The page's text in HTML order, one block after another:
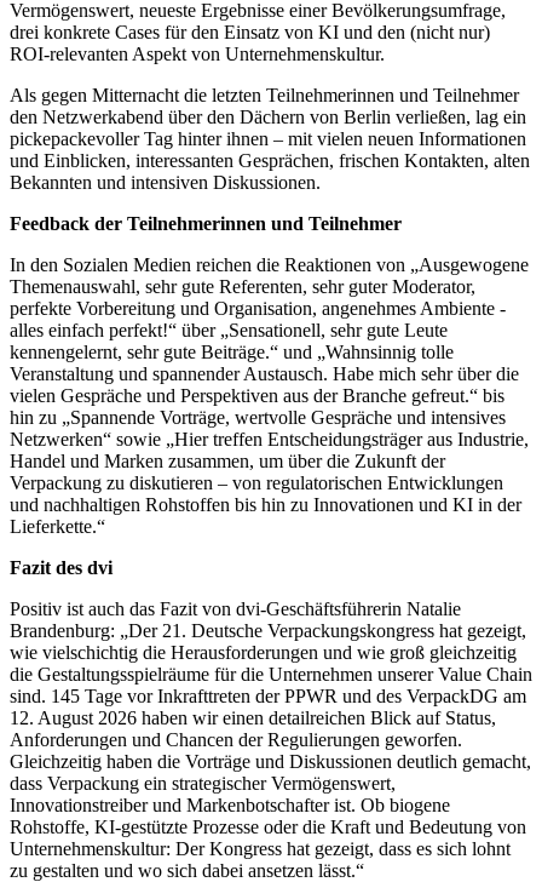
Vermögenswert, neueste Ergebnisse einer Bevölkerungsumfrage,
drei konkrete Cases für den Einsatz von KI und den (nicht nur)
ROI-relevanten Aspekt von Unternehmenskultur.
Als gegen Mitternacht die letzten Teilnehmerinnen und Teilnehmer
den Netzwerkabend über den Dächern von Berlin verließen, lag ein
pickepackevoller Tag hinter ihnen – mit vielen neuen Informationen
und Einblicken, interessanten Gesprächen, frischen Kontakten, alten
Bekannten und intensiven Diskussionen.
Feedback der Teilnehmerinnen und Teilnehmer
In den Sozialen Medien reichen die Reaktionen von „Ausgewogene
Themenauswahl, sehr gute Referenten, sehr guter Moderator,
perfekte Vorbereitung und Organisation, angenehmes Ambiente -
alles einfach perfekt!“ über „Sensationell, sehr gute Leute
kennengelernt, sehr gute Beiträge.“ und „Wahnsinnig tolle
Veranstaltung und spannender Austausch. Habe mich sehr über die
vielen Gespräche und Perspektiven aus der Branche gefreut.“ bis
hin zu „Spannende Vorträge, wertvolle Gespräche und intensives
Netzwerken“ sowie „Hier treffen Entscheidungsträger aus Industrie,
Handel und Marken zusammen, um über die Zukunft der
Verpackung zu diskutieren – von regulatorischen Entwicklungen
und nachhaltigen Rohstoffen bis hin zu Innovationen und KI in der
Lieferkette.“
Fazit des dvi
Positiv ist auch das Fazit von dvi-Geschäftsführerin Natalie
Brandenburg: „Der 21. Deutsche Verpackungskongress hat gezeigt,
wie vielschichtig die Herausforderungen und wie groß gleichzeitig
die Gestaltungsspielräume für die Unternehmen unserer Value Chain
sind. 145 Tage vor Inkrafttreten der PPWR und des VerpackDG am
12. August 2026 haben wir einen detailreichen Blick auf Status,
Anforderungen und Chancen der Regulierungen geworfen.
Gleichzeitig haben die Vorträge und Diskussionen deutlich gemacht,
dass Verpackung ein strategischer Vermögenswert,
Innovationstreiber und Markenbotschafter ist. Ob biogene
Rohstoffe, KI-gestützte Prozesse oder die Kraft und Bedeutung von
Unternehmenskultur: Der Kongress hat gezeigt, dass es sich lohnt
zu gestalten und wo sich dabei ansetzen lässt.“